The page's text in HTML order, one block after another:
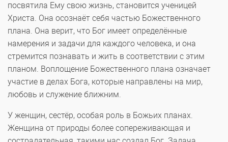
посвятила Ему свою жизнь, становится ученицей
Христа. Она осознаёт себя частью Божественного
плана. Она верит, что Бог имеет определённые
намерения и задачи для каждого человека, и она
стремится познавать и жить в соответствии с этим
планом. Воплощение Божественного плана означает
участие в делах Бога, которые направлены на мир,
любовь и служение ближним.
У женщин, сестёр, особая роль в Божьих планах.
Женщина от природы более сопереживающая и